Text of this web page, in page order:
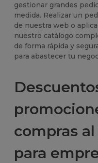
gestionar grandes
medida. Realizar un
de nuestra web o
nuestro catálogo
de forma rápida y
para abastecer tu
compras
para